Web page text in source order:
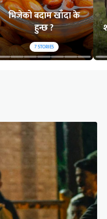
भिजेको बदाम खाँदा के
हुन्छ ?
7STORIES